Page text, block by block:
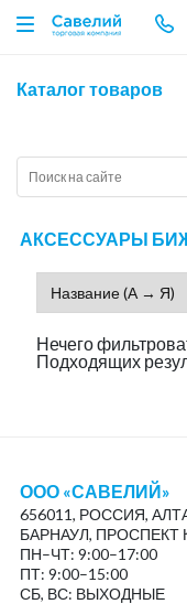
Каталог товаров
АКСЕССУАРЫ
Нечего
Подходящих
ООО «САВЕЛИЙ»
656011, РОССИЯ,
БАРНАУЛ, ПРОСПЕКТ
ПН–ЧТ: 9:00–17:00
ПТ: 9:00–15:00
СБ, ВС: ВЫХОДНЫЕ